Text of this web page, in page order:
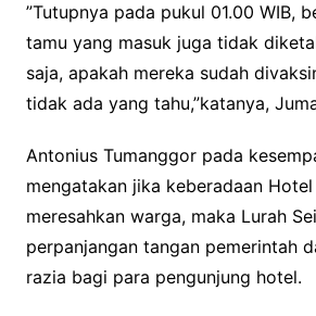
”Tutupnya pada pukul 01.00 WIB,
tamu yang masuk juga tidak
saja, apakah mereka sudah
tidak ada yang tahu,”katanya,
Antonius Tumanggor pada
mengatakan jika keberadaan
meresahkan warga, maka Lurah
perpanjangan tangan pemerintah
razia bagi para pengunjung hotel.